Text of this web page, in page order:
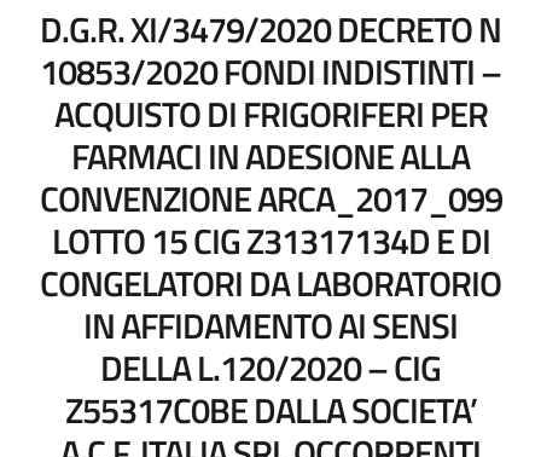
D.G.R. XI/3479/2020 DECRETO N
10853/2020 FONDI INDISTINTI –
ACQUISTO DI FRIGORIFERI PER
FARMACI IN ADESIONE ALLA
CONVENZIONE ARCA_2017_099
LOTTO 15 CIG Z31317134D E DI
CONGELATORI DA LABORATORIO
IN AFFIDAMENTO AI SENSI
DELLA L.120/2020 – CIG
Z55317C0BE DALLA SOCIETA’